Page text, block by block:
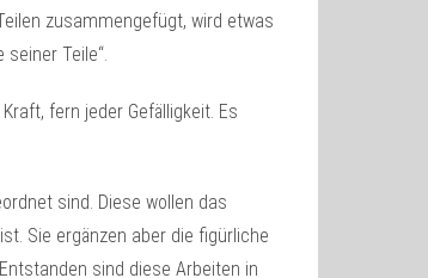
zusammengefügt, wird etwas
Teile“.
fern jeder Gefälligkeit. Es
sind. Diese wollen das
Sie ergänzen aber die figürliche
sind diese Arbeiten in